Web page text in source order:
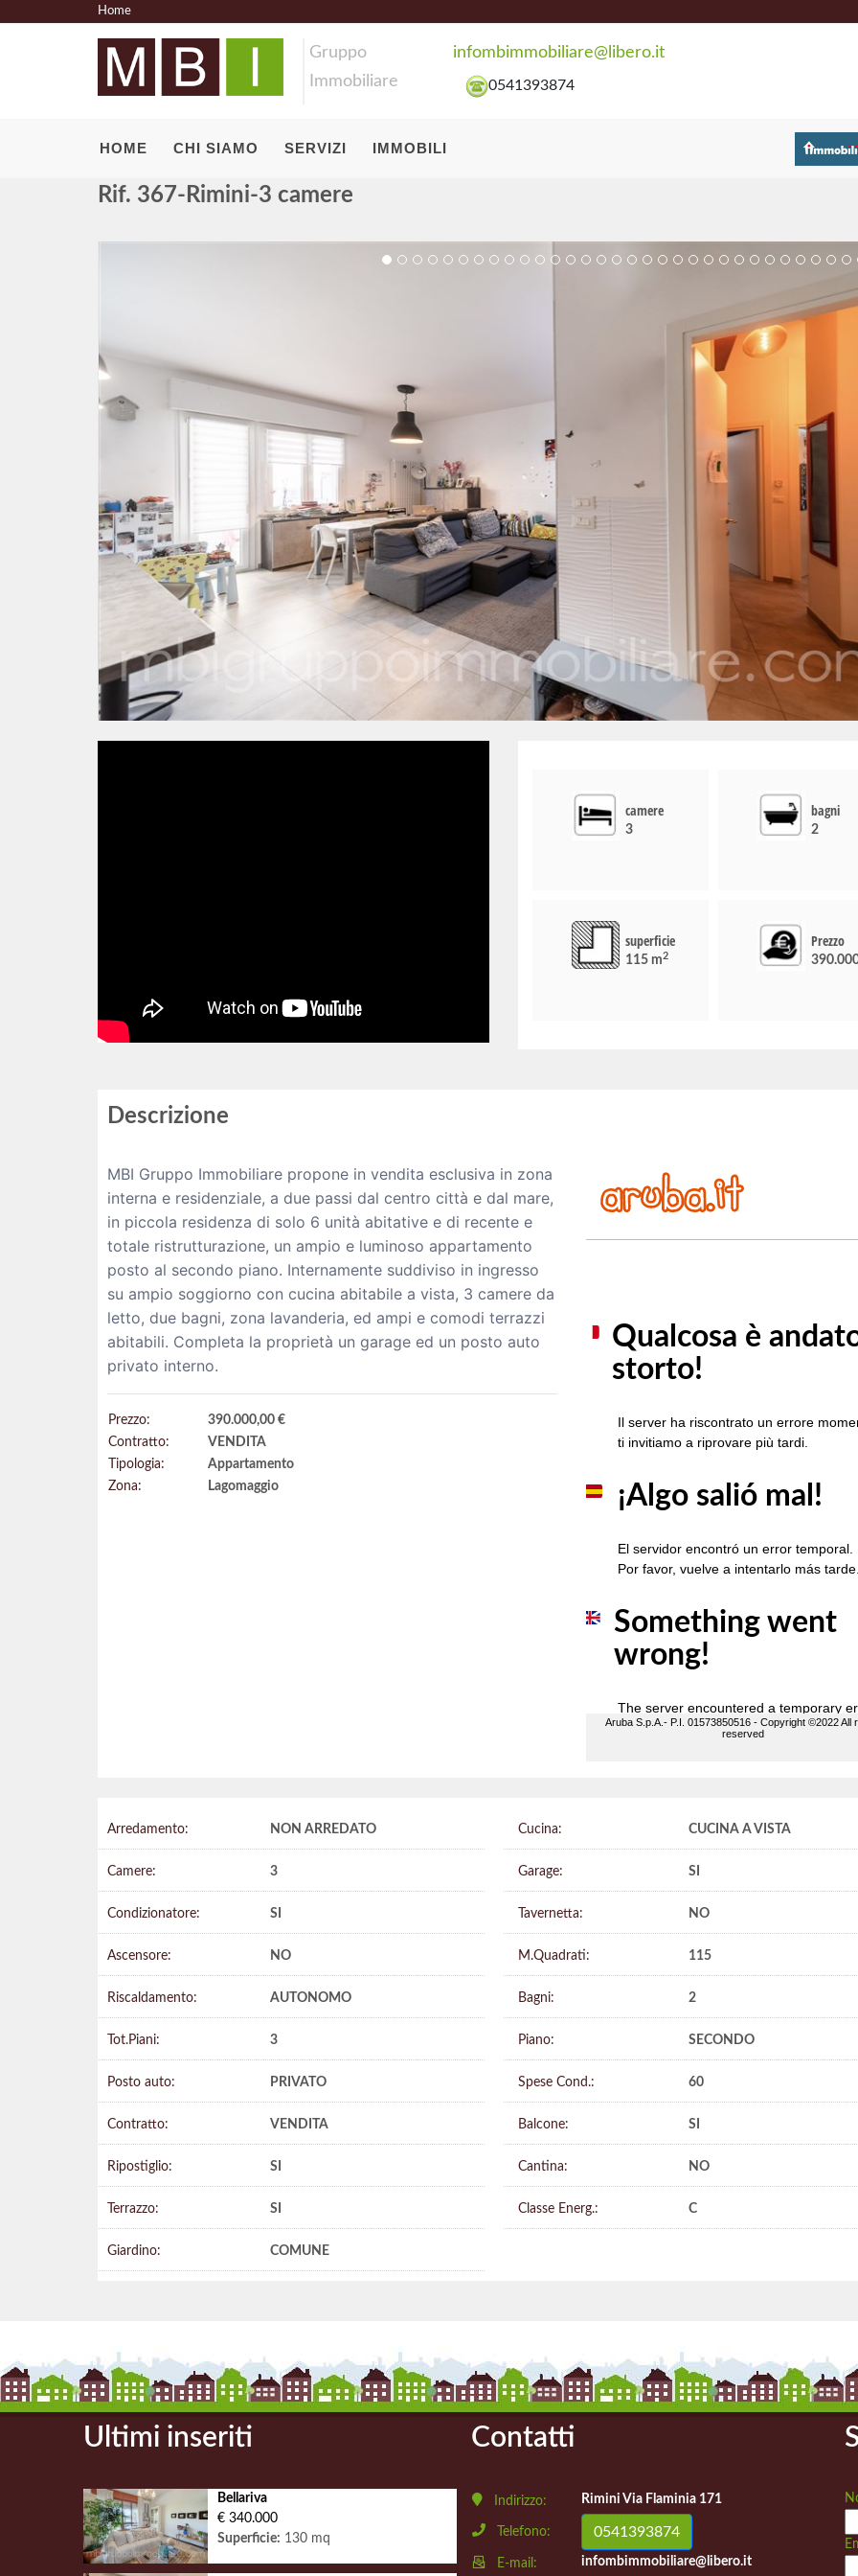
Home
Gruppo
Immobiliare
infombimmobiliare@libero.it
0541393874
HOME CHI SIAMO SERVIZI IMMOBILI
Rif. 367-Rimini-3 camere
camere
3
bagni
2
superficie
115 m2
Prezzo
Descrizione
MBI Gruppo Immobiliare propone in vendita esclusiva in zona
interna e residenziale, a due passi dal centro città e dal mare,
in piccola residenza di solo 6 unità abitative e di recente e
totale ristrutturazione, un ampio e luminoso appartamento
posto al secondo piano. Internamente suddiviso in ingresso
su ampio soggiorno con cucina abitabile a vista, 3 camere da
letto, due bagni, zona lavanderia, ed ampi e comodi terrazzi
abitabili. Completa la proprietà un garage ed un posto auto
privato interno.
Prezzo:
390.000,00 €
Contratto:
VENDITA
Tipologia:
Appartamento
Zona:
Lagomaggio
Arredamento: NON ARREDATO
Camere: 3
Condizionatore: SI
Ascensore: NO
Riscaldamento: AUTONOMO
Tot.Piani: 3
Posto auto: PRIVATO
Contratto: VENDITA
Ripostiglio: SI
Terrazzo: SI
Giardino: COMUNE
Cucina: CUCINA A VISTA
Garage: SI
Tavernetta: NO
M.Quadrati: 115
Bagni: 2
Piano: SECONDO
Spese Cond.: 60
Balcone: SI
Cantina: NO
Classe Energ.: C
Ultimi inseriti
Bellariva
€ 340.000
Superficie: 130 mq
Contatti
Indirizzo: Rimini Via Flaminia 171
Telefono: 0541393874
E-mail: infombimmobiliare@libero.it